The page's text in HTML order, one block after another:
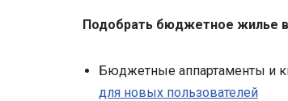
Подобрать бюджетное жилье
Бюджетные аппартаменты и
для новых пользователей